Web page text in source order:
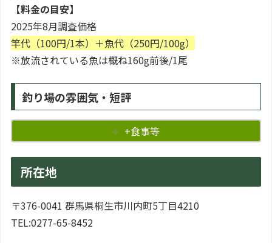
【料金の目安】
2025年8月調査価格
竿代（100円/1本）＋魚代（250円/100g）
※放流されている魚は概ね160g前後/1尾
釣り場の雰囲気・短評
+食事等
所在地
〒376-0041 群馬県桐生市川内町5丁目4210
TEL:0277-65-8452